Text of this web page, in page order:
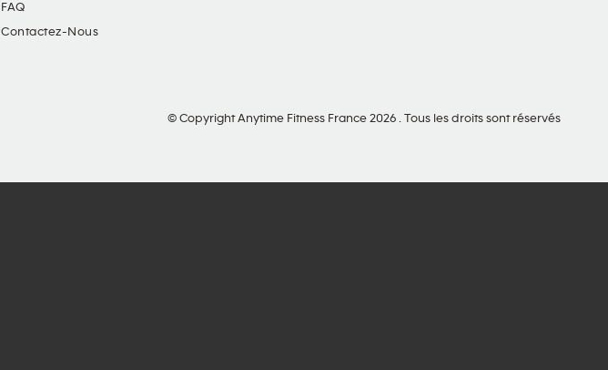
FAQ
Contactez-Nous
© Copyright Anytime Fitness France 2026 . Tous les droits sont réservés